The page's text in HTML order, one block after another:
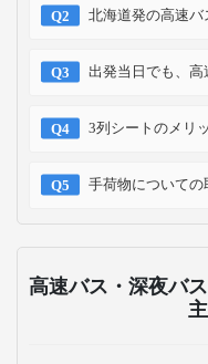
北海道発の高速バ
出発当日でも、高
3列シートのメリ
手荷物についての
高速バス・深夜バ